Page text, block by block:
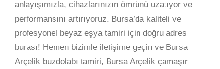
anlayışımızla, cihazlarınızın ömrünü uzatıyor ve
performansını artırıyoruz. Bursa’da kaliteli ve
profesyonel beyaz eşya tamiri için doğru adres
burası! Hemen bizimle iletişime geçin ve Bursa
Arçelik buzdolabı tamiri, Bursa Arçelik çamaşır